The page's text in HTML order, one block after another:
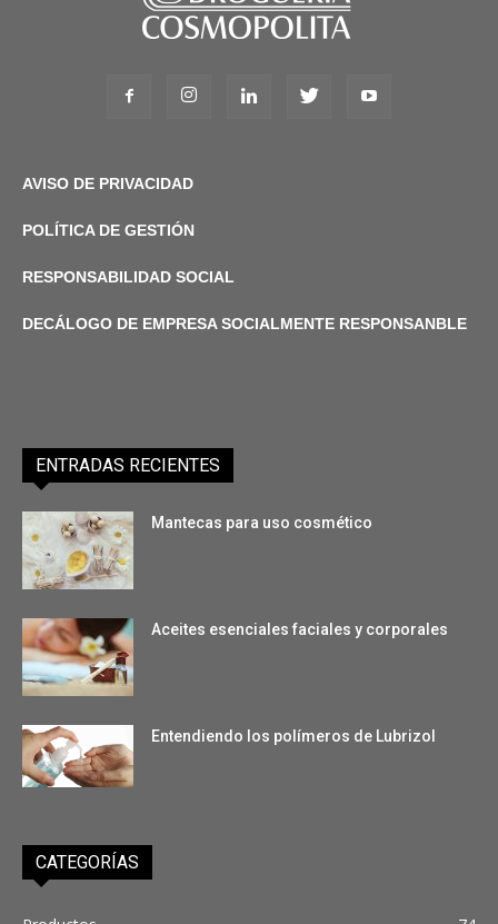
AVISO DE PRIVACIDAD
POLÍTICA DE GESTIÓN
RESPONSABILIDAD SOCIAL
DECÁLOGO DE EMPRESA SOCIALMENTE RESPONSANBLE
ENTRADAS RECIENTES
Mantecas para uso cosmético
Aceites esenciales faciales y corporales
Entendiendo los polímeros de Lubrizol
CATEGORÍAS